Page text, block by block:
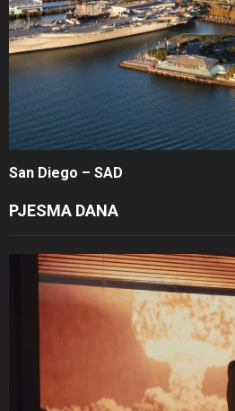
San Diego – SAD
PJESMA DANA